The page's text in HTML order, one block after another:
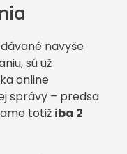
navyše
sú už
online
správy – predsa
totiž iba 2